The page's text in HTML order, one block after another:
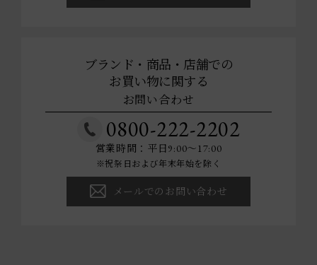
ブランド・商品・店舗での
お買い物に関する
お問い合わせ
0800-222-2202
営業時間：平日9:00～17:00
※祝祭日および年末年始を除く
メールでのお問い合わせ